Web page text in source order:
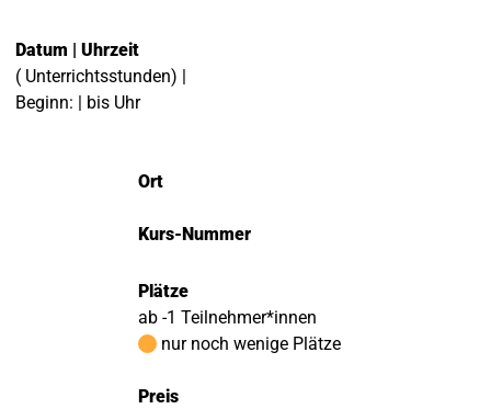
Datum | Uhrzeit
( Unterrichtsstunden) |
Beginn: | bis Uhr
Ort
Kurs-Nummer
Plätze
ab -1 Teilnehmer*innen
nur noch wenige Plätze
Preis